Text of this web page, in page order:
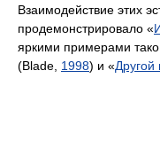
Взаимодействие этих
продемонстрировало «
яркими примерами
(Blade, 1998) и «Другой